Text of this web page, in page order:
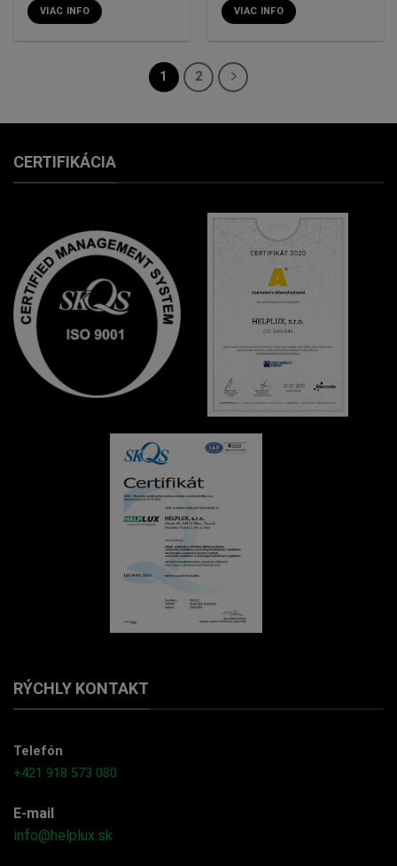
VIAC INFO VIAC INFO
1 2
CERTIFIKÁCIA
RÝCHLY KONTAKT
Telefón
+421 918 573 080
E-mail
info@helplux.sk